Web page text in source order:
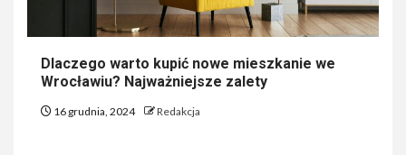
Dlaczego warto kupić nowe mieszkanie we
Wrocławiu? Najważniejsze zalety
16 grudnia, 2024 Redakcja